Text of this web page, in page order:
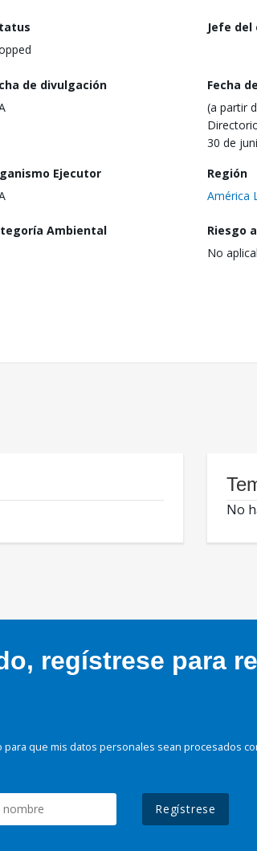
Jefe del
de divulgación
Fecha
(a partir
30 de
Ejecutor
Región
América
Ambiental
Riesgo
No
No
regístrese para
para que mis datos personales sean procesados
Regístrese